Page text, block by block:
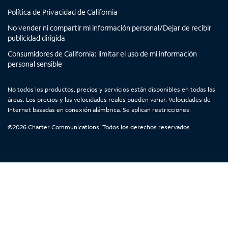
a
ñ
a
n
u
v
a
a
ñ
a
n
u
v
a
a
ñ
a
n
u
v
a
a
ñ
a
n
v
a
Política de Privacidad de California
No vender ni compartir mi información personal/Dejar de recibir
publicidad dirigida
Consumidores de California: limitar el uso de mi información
personal sensible
No todos los productos, precios y servicios están disponibles en todas las
áreas. Los precios y las velocidades reales pueden variar. Velocidades de
Internet basadas en conexión alámbrica. Se aplican restricciones.
©2026 Charter Communications. Todos los derechos reservados.